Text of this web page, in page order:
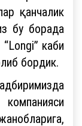
қанчалик
бу борада
каби
бордик.